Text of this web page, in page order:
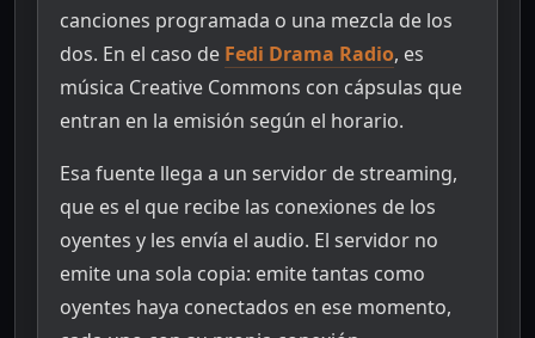
canciones programada o una mezcla de los
dos. En el caso de Fedi Drama Radio, es
música Creative Commons con cápsulas que
entran en la emisión según el horario.
Esa fuente llega a un servidor de streaming,
que es el que recibe las conexiones de los
oyentes y les envía el audio. El servidor no
emite una sola copia: emite tantas como
oyentes haya conectados en ese momento,